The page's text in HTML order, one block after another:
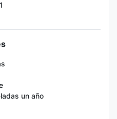
un año